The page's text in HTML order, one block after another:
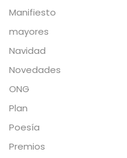
Manifiesto
mayores
Navidad
Novedades
ONG
Plan
Poesía
Premios